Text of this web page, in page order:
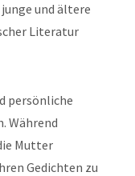
und ältere
Literatur
persönliche
Während
Mutter
Gedichten zu